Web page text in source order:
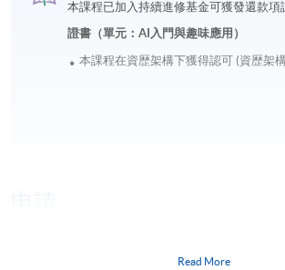
本課程已加入持續進修基金可獲發還款項
證書（單元：AI入門與趣味應用）
本課程在資歴架構下獲得認可 (資歴架
Read More